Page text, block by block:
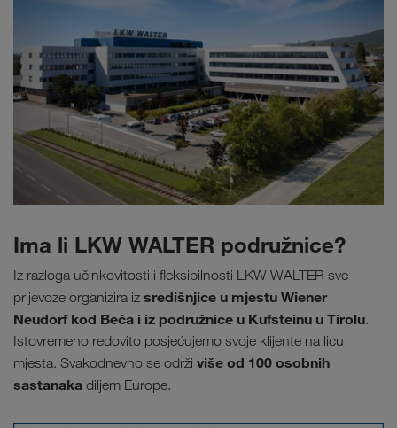
Ima li LKW WALTER podružnice?
Iz razloga učinkovitosti i fleksibilnosti LKW WALTER sve
prijevoze organizira iz središnjice u mjestu Wiener
Neudorf kod Beča i iz podružnice u Kufsteinu u Tirolu.
Istovremeno redovito posjećujemo svoje klijente na licu
mjesta. Svakodnevno se održi više od 100 osobnih
sastanaka diljem Europe.